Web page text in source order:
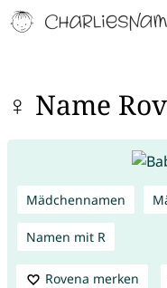
♀ Name
Mädchennamen
Namen mit R
Rovena merken